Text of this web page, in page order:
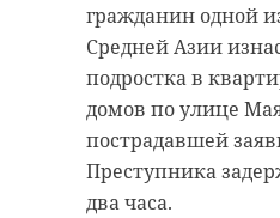
гражданин одной
Средней Азии
подростка в
домов по улице
пострадавшей
Преступника
два часа.